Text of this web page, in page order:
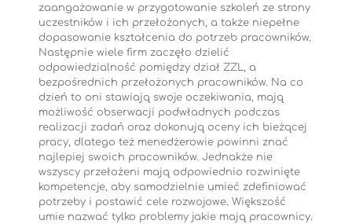
zaangażowanie w przygotowanie szkoleń ze strony
uczestników i ich przełożonych, a także niepełne
dopasowanie kształcenia do potrzeb pracowników.
Następnie wiele firm zaczęło dzielić
odpowiedzialność pomiędzy dział ZZL, a
bezpośrednich przełożonych pracowników. Na co
dzień to oni stawiają swoje oczekiwania, mają
możliwość obserwacji podwładnych podczas
realizacji zadań oraz dokonują oceny ich bieżącej
pracy, dlatego też menedżerowie powinni znać
najlepiej swoich pracowników. Jednakże nie
wszyscy przełożeni mają odpowiednio rozwinięte
kompetencje, aby samodzielnie umieć zdefiniować
potrzeby i postawić cele rozwojowe. Większość
umie nazwać tylko problemy jakie mają pracownicy.